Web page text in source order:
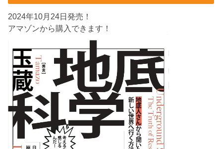
2024年10月24日発売！
アマゾンから購入できます！